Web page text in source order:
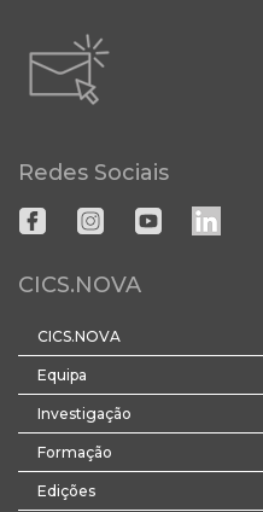
Redes Sociais
CICS.NOVA
CICS.NOVA
Equipa
Investigação
Formação
Edições